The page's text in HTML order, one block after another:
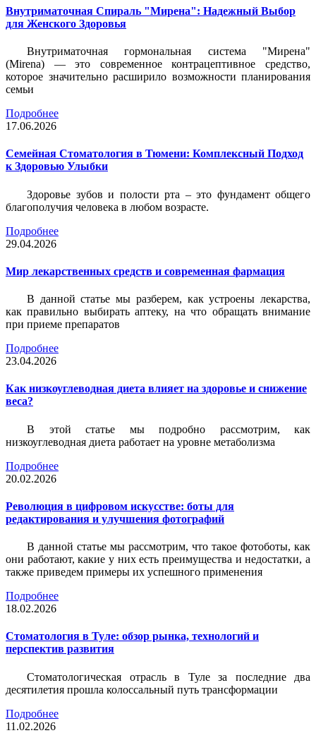
Внутриматочная Спираль "Мирена": Надежный Выбор
для Женского Здоровья
Внутриматочная гормональная система "Мирена"
(Mirena) — это современное контрацептивное средство,
которое значительно расширило возможности планирования
семьи
Подробнее
17.06.2026
Семейная Стоматология в Тюмени: Комплексный Подход
к Здоровью Улыбки
Здоровье зубов и полости рта – это фундамент общего
благополучия человека в любом возрасте.
Подробнее
29.04.2026
Мир лекарственных средств и современная фармация
В данной статье мы разберем, как устроены лекарства,
как правильно выбирать аптеку, на что обращать внимание
при приеме препаратов
Подробнее
23.04.2026
Как низкоуглеводная диета влияет на здоровье и снижение
веса?
В этой статье мы подробно рассмотрим, как
низкоуглеводная диета работает на уровне метаболизма
Подробнее
20.02.2026
Революция в цифровом искусстве: боты для
редактирования и улучшения фотографий
В данной статье мы рассмотрим, что такое фотоботы, как
они работают, какие у них есть преимущества и недостатки, а
также приведем примеры их успешного применения
Подробнее
18.02.2026
Стоматология в Туле: обзор рынка, технологий и
перспектив развития
Стоматологическая отрасль в Туле за последние два
десятилетия прошла колоссальный путь трансформации
Подробнее
11.02.2026